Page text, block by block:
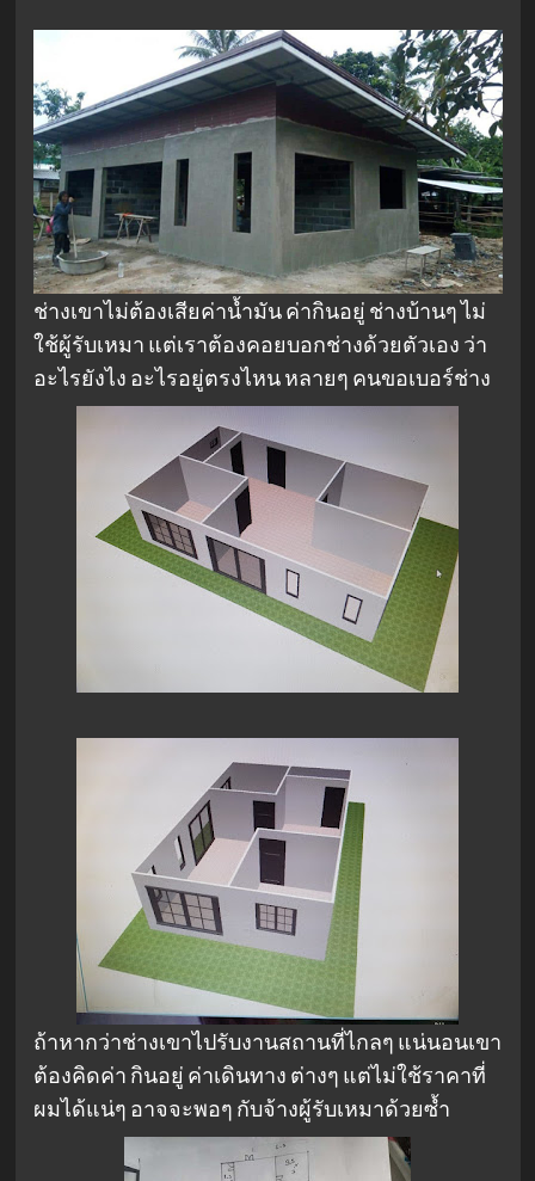
ช่างเขาไม่ต้องเสียค่าน้ำมัน ค่ากินอยู่ ช่างบ้านๆ ไม่
ใช้ผู้รับเหมา แต่เราต้องคอยบอกช่างด้วยตัวเอง ว่า
อะไรยังไง อะไรอยู่ตรงไหน หลายๆ คนขอเบอร์ช่าง
ถ้าหากว่าช่างเขาไปรับงานสถานที่ไกลๆ แน่นอนเขา
ต้องคิดค่า กินอยู่ ค่าเดินทาง ต่างๆ แต่ไม่ใช้ราคาที่
ผมได้แน่ๆ อาจจะพอๆ กับจ้างผู้รับเหมาด้วยซ้ำ